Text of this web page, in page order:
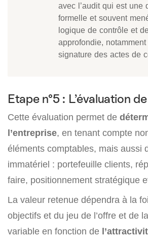
avec l’audit qui est une
formelle et souvent
logique de contrôle et
approfondie,
signature des actes de
Etape n°5 : L’évaluation
Cette évaluation permet de
l’entreprise, en tenant compte
éléments comptables, mais aussi
immatériel : portefeuille clients,
faire, positionnement stratégique
La valeur retenue dépendra à la
objectifs et du jeu de l’offre et de
variable en fonction de